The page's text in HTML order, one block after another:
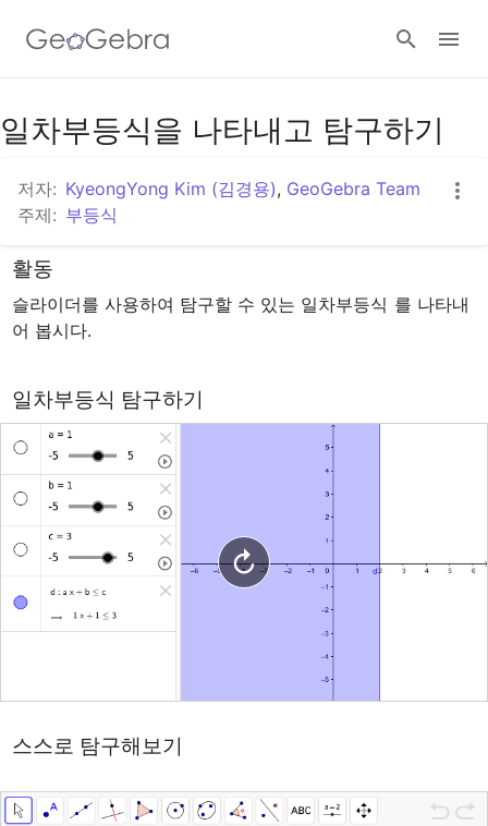
구글 클래스룸
지오지브라 클래스룸
일차부등식을 나타내고 탐구하기
저자: KyeongYong Kim (김경용), GeoGebra Team
주제: 부등식
활동
슬라이더를 사용하여 탐구할 수 있는 일차부등식 를 나타내
어 봅시다.
일차부등식 탐구하기
스스로 탐구해보기